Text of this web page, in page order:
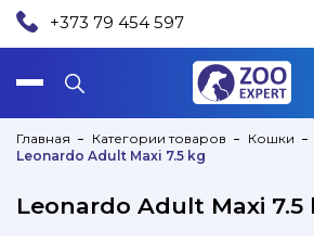
+373 79 454 597
Главная Категории товаров Кошки
Leonardo Adult Maxi 7.5 kg
Leonardo Adult Maxi 7.5